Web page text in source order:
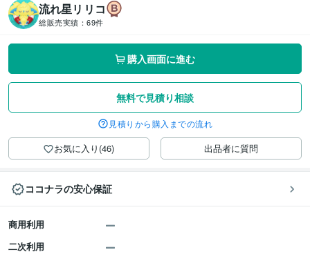
流れ星リリコ
総販売実績： 69件
購入画面に進む
無料で見積り相談
見積りから購入までの流れ
お気に入り(46) 出品者に質問
ココナラの安心保証
商用利用
二次利用